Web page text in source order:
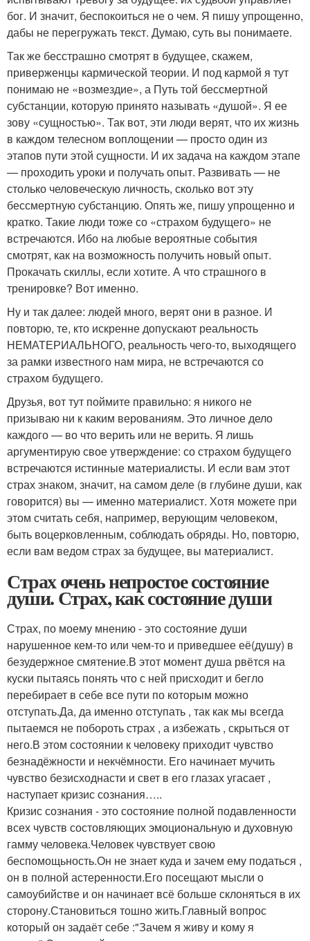
бог. И значит, беспокоиться не о чем. Я пишу упрощенно,
дабы не перегружать текст. Думаю, суть вы понимаете.
Так же бесстрашно смотрят в будущее, скажем,
приверженцы кармической теории. И под кармой я тут
понимаю не «возмездие», а Путь той бессмертной
субстанции, которую принято называть «душой». Я ее
зову «сущностью». Так вот, эти люди верят, что их жизнь
в каждом телесном воплощении — просто один из
этапов пути этой сущности. И их задача на каждом этапе
— проходить уроки и получать опыт. Развивать — не
столько человеческую личность, сколько вот эту
бессмертную субстанцию. Опять же, пишу упрощенно и
кратко. Такие люди тоже со «страхом будущего» не
встречаются. Ибо на любые вероятные события
смотрят, как на возможность получить новый опыт.
Прокачать скиллы, если хотите. А что страшного в
тренировке? Вот именно.
Ну и так далее: людей много, верят они в разное. И
повторю, те, кто искренне допускают реальность
НЕМАТЕРИАЛЬНОГО, реальность чего-то, выходящего
за рамки известного нам мира, не встречаются со
страхом будущего.
Друзья, вот тут поймите правильно: я никого не
призываю ни к каким верованиям. Это личное дело
каждого — во что верить или не верить. Я лишь
аргументирую свое утверждение: со страхом будущего
встречаются истинные материалисты. И если вам этот
страх знаком, значит, на самом деле (в глубине души, как
говорится) вы — именно материалист. Хотя можете при
этом считать себя, например, верующим человеком,
быть воцерковленным, соблюдать обряды. Но, повторю,
если вам ведом страх за будущее, вы материалист.
Страх очень непростое состояние
души. Страх, как состояние души
Страх, по моему мнению - это состояние души
нарушенное кем-то или чем-то и приведшее её(душу) в
безудержное смятение.В этот момент душа рвётся на
куски пытаясь понять что с ней присходит и бегло
перебирает в себе все пути по которым можно
отступать.Да, да именно отступать , так как мы всегда
пытаемся не побороть страх , а избежать , скрыться от
него.В этом состоянии к человеку приходит чувство
безнадёжности и некчёмности. Его начинает мучить
чувство безисходнасти и свет в его глазах угасает ,
наступает кризис сознания…..
Кризис сознания - это состояние полной подавленности
всех чувств состовляющих эмоциональную и духовную
гамму человека.Человек чувствует свою
беспомощьность.Он не знает куда и зачем ему податься ,
он в полной астеренности.Его посещают мысли о
самоубийстве и он начинает всё больше склоняться в их
сторону.Становиться тошно жить.Главный вопрос
который он задаёт себе :"Зачем я живу и кому я